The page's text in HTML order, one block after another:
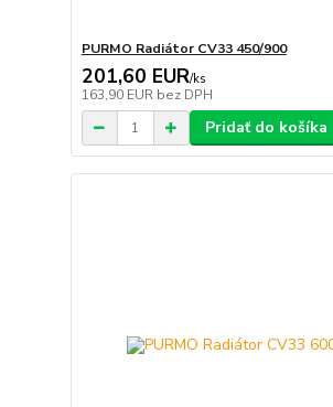
PURMO Radiátor CV33 450/900
201,60 EUR/ks
163,90 EUR bez DPH
Pridať do košíka